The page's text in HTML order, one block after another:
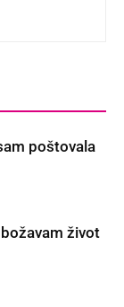
poštovala
život